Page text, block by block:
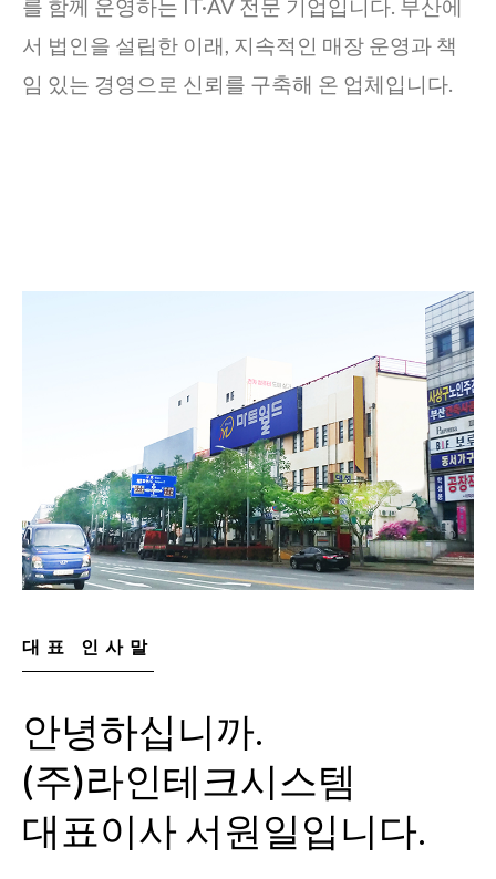
를 함께 운영하는 IT·AV 전문 기업입니다. 부산에
서 법인을 설립한 이래, 지속적인 매장 운영과 책
임 있는 경영으로 신뢰를 구축해 온 업체입니다.
대표 인사말
안녕하십니까.
(주)라인테크시스템
대표이사 서원일입니다.